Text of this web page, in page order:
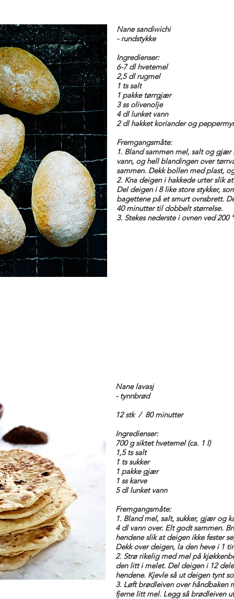
Nane sandiwichi
- rundstykke
Ingredienser:
6-7 dl hvetemel
2,5 dl rugmel
1 ts salt
1 pakke tørrgjær
3 ss olivenolje
4 dl lunket vann
2 dl hakket koriander og
Fremgangsmåte:
1. Bland sammen mel, salt og
vann, og hell blandingen over
sammen. Dekk bollen med plast,
2. Kna deigen i hakkede urter slik
Del deigen i 8 like store stykker,
bagettene på et smurt ovnsbrett.
40 minutter til dobbelt størrelse.
3. Stekes nederste i ovnen ved 200
Nane lavasj
- tynnbrød
12 stk / 80 minutter
Ingredienser:
700 g siktet hvetemel (ca. 1 l)
1,5 ts salt
1 ts sukker
1 pakke gjær
1 ss karve
5 dl lunket vann
Fremgangsmåte:
1. Bland mel, salt, sukker, gjær og
4 dl vann over. Elt godt sammen.
hendene slik at deigen ikke fester
Dekk over deigen, la den heve i 1
2. Strø rikelig med mel på
den litt i melet. Del deigen i 12
hendene. Kjevle så ut deigen tynt
3. Løft brødleiven over håndbaken
fjerne litt mel. Legg så brødleiven